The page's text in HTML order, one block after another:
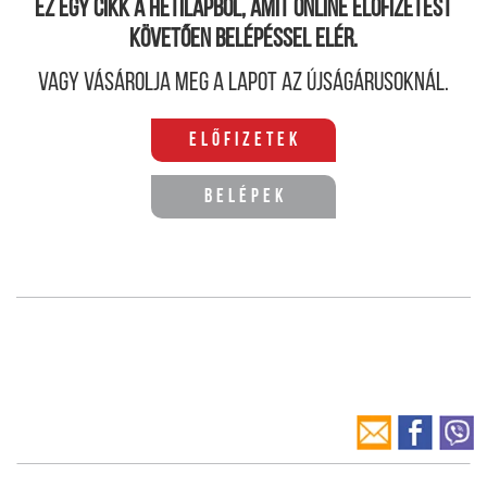
Ez egy cikk a hetilapból, amit online előfizetést
követően belépéssel elér.
Vagy vásárolja meg a lapot az újságárusoknál.
Előfizetek
Belépek